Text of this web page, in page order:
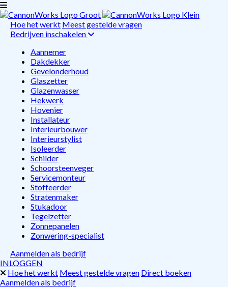
Hoe het werkt Meest gestelde vragen
Bedrijven inschakelen
Aannemer
Dakdekker
Gevelonderhoud
Glaszetter
Glazenwasser
Hekwerk
Hovenier
Installateur
Interieurbouwer
Interieurstylist
Isoleerder
Schilder
Schoorsteenveger
Servicemonteur
Stoffeerder
Stratenmaker
Stukadoor
Tegelzetter
Zonnepanelen
Zonwering-specialist
Aanmelden als bedrijf
INLOGGEN
Hoe het werkt Meest gestelde vragen Direct boeken
Aanmelden als bedrijf